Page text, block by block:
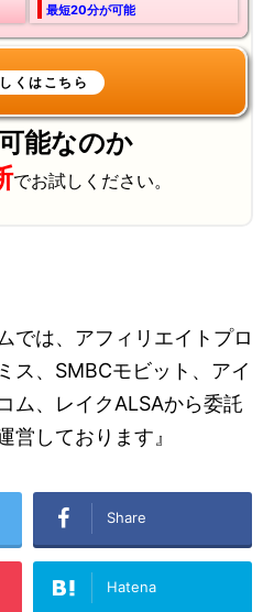
最短20分が可能
能なのか
でお試しください。
では、アフィリエイトプロ
ス、SMBCモビット、アイ
ム、レイクALSAから委託
営しております』
Share
Hatena